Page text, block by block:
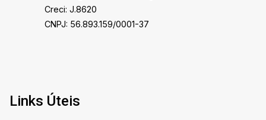
Creci: J.8620
CNPJ: 56.893.159/0001-37
Links Úteis